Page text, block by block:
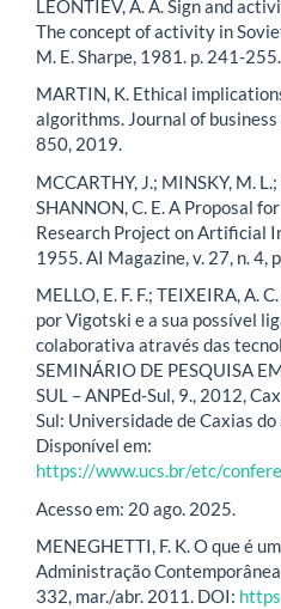
LEONTIEV, A. A. Sign and
The concept of activity in
M. E. Sharpe, 1981. p. 241-255.
MARTIN, K. Ethical
algorithms. Journal of
850, 2019.
MCCARTHY, J.; MINSKY, M.
SHANNON, C. E. A Proposal
Research Project on Artificial
1955. AI Magazine, v. 27, n. 4,
MELLO, E. F. F.; TEIXEIRA, A.
por Vigotski e a sua possível
colaborativa através das
SEMINÁRIO DE PESQUISA
SUL – ANPEd-Sul, 9., 2012,
Sul: Universidade de Caxias
Disponível em:
https://www.ucs.br/etc/
Acesso em: 20 ago. 2025.
MENEGHETTI, F. K. O que é
Administração
332, mar./abr. 2011. DOI: